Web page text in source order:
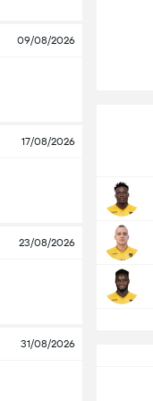
09/08/2026
17/08/2026
23/08/2026
31/08/2026